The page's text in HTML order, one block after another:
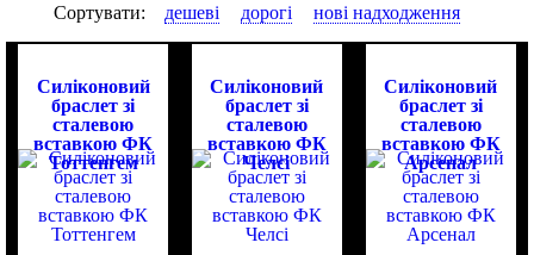
Сортувати: дешеві дорогі нові надходження
Силіконовий
браслет зі
сталевою
вставкою ФК
Тоттенгем
Силіконовий
браслет зі
сталевою
вставкою ФК
Челсі
Силіконовий
браслет зі
сталевою
вставкою ФК
Арсенал